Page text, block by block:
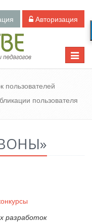
Авторизация
Toggle
пользователей
пользователя
разработок